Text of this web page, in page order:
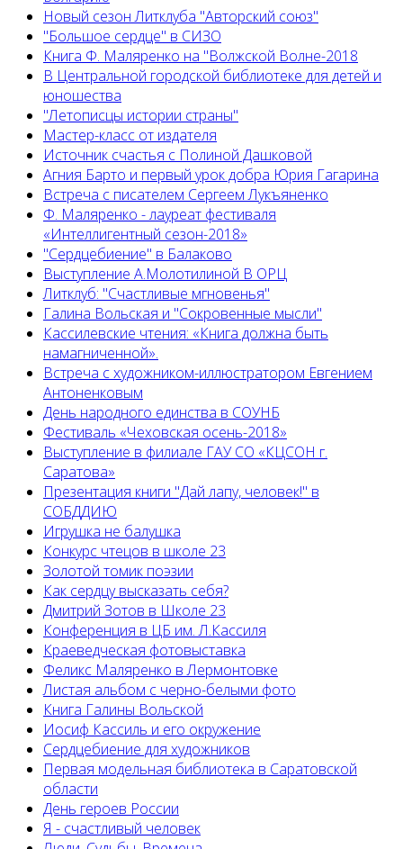
Новый сезон Литклуба "Авторский союз"
"Большое сердце" в СИЗО
Книга Ф. Маляренко на "Волжской Волне-2018
В Центральной городской библиотеке для детей и
юношества
"Летописцы истории страны"
Мастер-класс от издателя
Источник счастья с Полиной Дашковой
Агния Барто и первый урок добра Юрия Гагарина
Встреча с писателем Сергеем Лукъяненко
Ф. Маляренко - лауреат фестиваля
«Интеллигентный сезон-2018»
"Сердцебиение" в Балаково
Выступление А.Молотилиной В ОРЦ
Литклуб: "Счастливые мгновенья"
Галина Вольская и "Сокровенные мысли"
Кассилевские чтения: «Книга должна быть
намагниченной».
Встреча с художником-иллюстратором Евгением
Антоненковым
День народного единства в СОУНБ
Фестиваль «Чеховская осень-2018»
Выступление в филиале ГАУ СО «КЦСОН г.
Саратова»
Презентация книги "Дай лапу, человек!" в
СОБДДИЮ
Игрушка не балушка
Конкурс чтецов в школе 23
Золотой томик поэзии
Как сердцу высказать себя?
Дмитрий Зотов в Школе 23
Конференция в ЦБ им. Л.Кассиля
Краеведческая фотовыставка
Феликс Маляренко в Лермонтовке
Листая альбом с черно-белыми фото
Книга Галины Вольской
Иосиф Кассиль и его окружение
Сердцебиение для художников
Первая модельная библиотека в Саратовской
области
День героев России
Я - счастливый человек